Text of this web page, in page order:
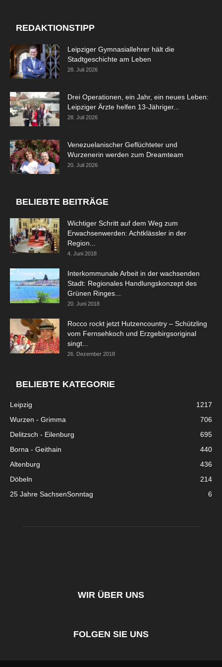
REDAKTIONSTIPP
Leipziger Gymnasiallehrer hält die
Stadtgeschichte am Leben
28. Juli 2026
Drei Operationen, ein Jahr, ein neues Leben:
Leipziger Ärzte helfen 13-Jähriger...
28. Juli 2026
Venezuelanischer Geflüchteter und
Wurzenerin werden zum Dreamteam
20. Juli 2026
BELIEBTE BEITRÄGE
Wichtiger Schritt auf dem Weg zum
Erwachsenwerden: Achtklässler in der
Region...
4. Juni 2018
Interkommunale Arbeit in der wachsenden
Stadt: Regionales Handlungskonzept des
Grünen Ringes...
20. Juni 2018
Rocco rockt jetzt Hutzencountry – Schützling
vom Fernsehkoch und Erzgebirgsoriginal
singt...
26. Dezember 2018
BELIEBTE KATEGORIE
Leipzig
1217
Wurzen - Grimma
706
Delitzsch - Eilenburg
695
Borna - Geithain
440
Altenburg
436
Döbeln
214
25 Jahre SachsenSonntag
6
WIR ÜBER UNS
FOLGEN SIE UNS